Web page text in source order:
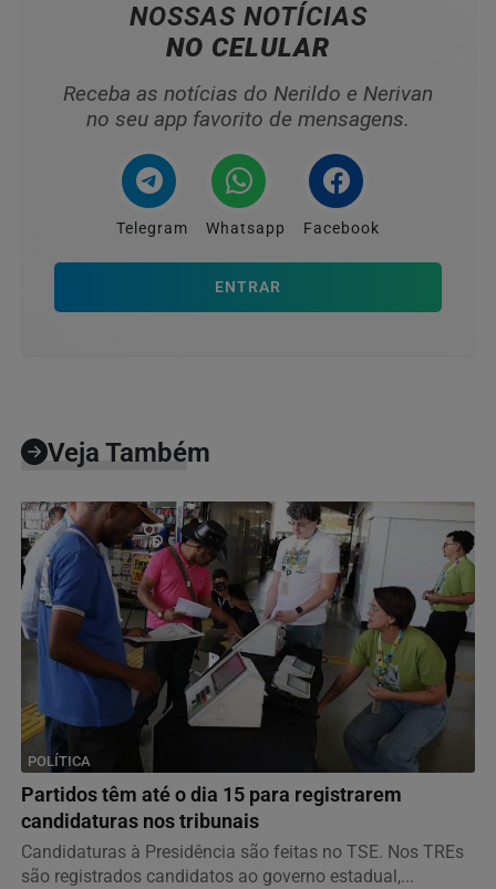
NOSSAS NOTÍCIAS
NO CELULAR
Receba as notícias do Nerildo e Nerivan
no seu app favorito de mensagens.
Telegram Whatsapp Facebook
ENTRAR
Veja Também
POLÍTICA
Partidos têm até o dia 15 para registrarem
candidaturas nos tribunais
Candidaturas à Presidência são feitas no TSE. Nos TREs
são registrados candidatos ao governo estadual,...